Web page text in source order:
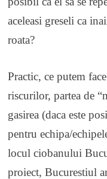
aceleasi greseli ca
roata?
Practic, ce putem
riscurilor, partea de
gasirea (daca este
pentru echipa/
locul ciobanului
proiect, Bucurestiul